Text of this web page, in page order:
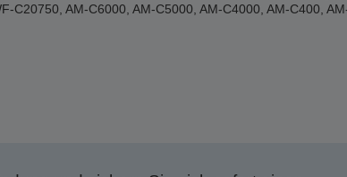
C20750, AM-C6000, AM-C5000, AM-C4000, AM-C400,